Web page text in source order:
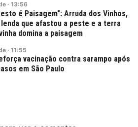
· 13:56
é Paisagem": Arruda dos Vinhos,
que afastou a peste e a terra
domina a paisagem
· 11:55
vacinação contra sarampo após
em São Paulo